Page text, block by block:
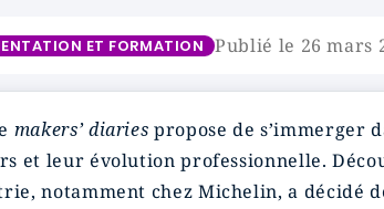
ET FORMATION Publié le 26 mars
makers’ diaries propose de s’immerger
et leur évolution professionnelle.
notamment chez Michelin, a décidé